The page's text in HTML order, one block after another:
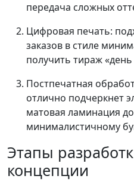
передача сложных
Цифровая печать:
заказов в стиле
получить тираж «день
Постпечатная
отлично подчеркнет
матовая ламинация
минималистичному
Этапы
концепции